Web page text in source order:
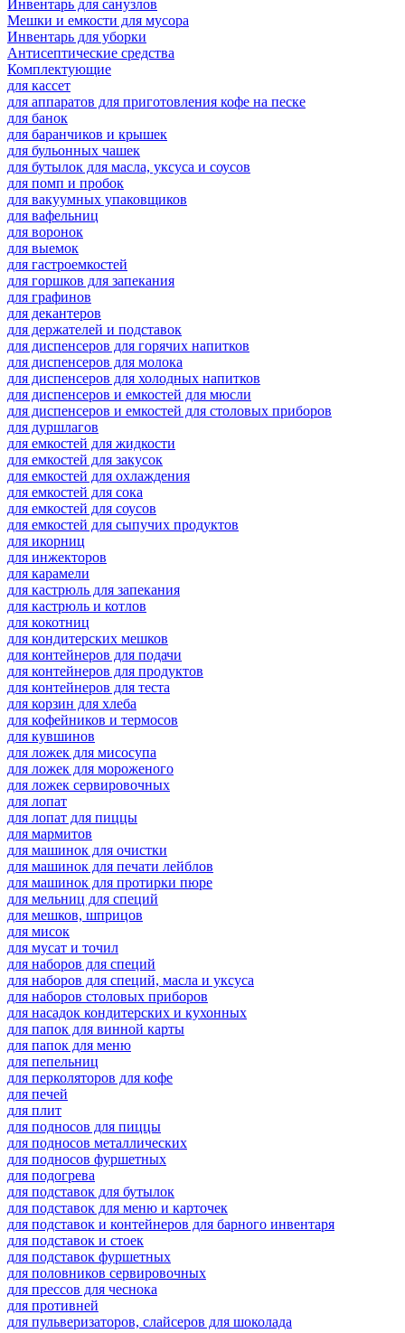
Инвентарь для санузлов
Мешки и емкости для мусора
Инвентарь для уборки
Антисептические средства
Комплектующие
для кассет
для аппаратов для приготовления кофе на песке
для банок
для баранчиков и крышек
для бульонных чашек
для бутылок для масла, уксуса и соусов
для помп и пробок
для вакуумных упаковщиков
для вафельниц
для воронок
для выемок
для гастроемкостей
для горшков для запекания
для графинов
для декантеров
для держателей и подставок
для диспенсеров для горячих напитков
для диспенсеров для молока
для диспенсеров для холодных напитков
для диспенсеров и емкостей для мюсли
для диспенсеров и емкостей для столовых приборов
для дуршлагов
для емкостей для жидкости
для емкостей для закусок
для емкостей для охлаждения
для емкостей для сока
для емкостей для соусов
для емкостей для сыпучих продуктов
для икорниц
для инжекторов
для карамели
для кастрюль для запекания
для кастрюль и котлов
для кокотниц
для кондитерских мешков
для контейнеров для подачи
для контейнеров для продуктов
для контейнеров для теста
для корзин для хлеба
для кофейников и термосов
для кувшинов
для ложек для мисосупа
для ложек для мороженого
для ложек сервировочных
для лопат
для лопат для пиццы
для мармитов
для машинок для очистки
для машинок для печати лейблов
для машинок для протирки пюре
для мельниц для специй
для мешков, шприцов
для мисок
для мусат и точил
для наборов для специй
для наборов для специй, масла и уксуса
для наборов столовых приборов
для насадок кондитерских и кухонных
для папок для винной карты
для папок для меню
для пепельниц
для перколяторов для кофе
для печей
для плит
для подносов для пиццы
для подносов металлических
для подносов фуршетных
для подогрева
для подставок для бутылок
для подставок для меню и карточек
для подставок и контейнеров для барного инвентаря
для подставок и стоек
для подставок фуршетных
для половников сервировочных
для прессов для чеснока
для противней
для пульверизаторов, слайсеров для шоколада